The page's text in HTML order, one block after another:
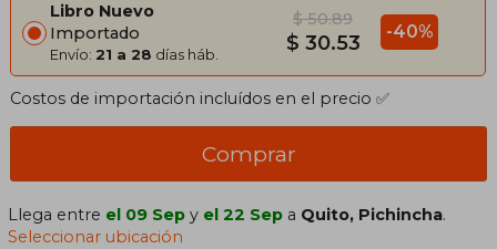
Libro Nuevo
Importado
Envío: 21 a 28 días háb.
$ 50.89
$ 30.53 -40%
Costos de importación incluídos en el precio ✅
Comprar
Llega entre el 09 Sep y el 22 Sep a Quito, Pichincha.
Seleccionar ubicación